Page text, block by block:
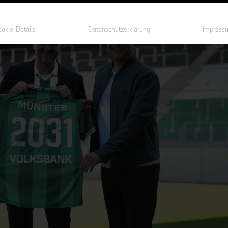
Details Datenschutzerklärung